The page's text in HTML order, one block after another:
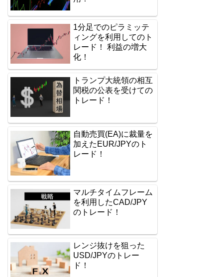
1分足でのピラミッテ
ィングを利用してのト
レード！ 利益の増大
化！
トランプ大統領の相互
関税の公表を受けての
トレード！
自動売買(EA)に裁量を
加えたEUR/JPYのト
レード！
マルチタイムフレーム
を利用したCAD/JPY
のトレード！
レンジ抜けを狙った
USD/JPYのトレー
ド！